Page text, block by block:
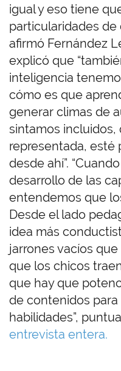
igual y eso tiene
particularidades de
afirmó Fernández
explicó que
inteligencia
cómo es que
generar climas de
sintamos incluidos,
representada, esté
desde ahí”.
desarrollo de las
entendemos que
Desde el lado
idea más
jarrones vacíos
que los chicos
que hay que
de contenidos
habilidades”,
entrevista entera.